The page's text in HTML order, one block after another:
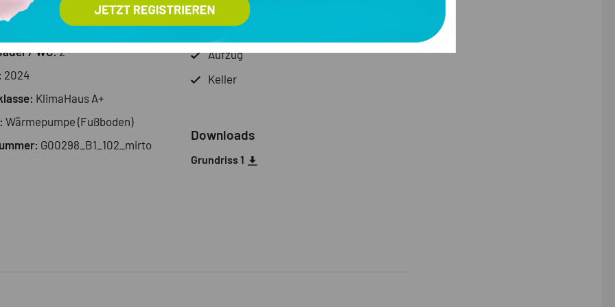
EG
/ WC:2
2024
KlimaHaus A+
Wärmepumpe (Fußboden)
G00298_B1_102_mirto
Schwimmbad
Terrasse
Aufzug
Keller
Downloads
Grundriss 1